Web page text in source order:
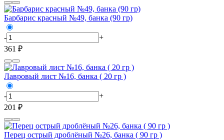
Барбарис красный №49, банка (90 гр)
-
+
361 ₽
Лавровый лист №16, банка ( 20 гр )
-
+
201 ₽
Перец острый дроблёный №26, банка ( 90 гр )